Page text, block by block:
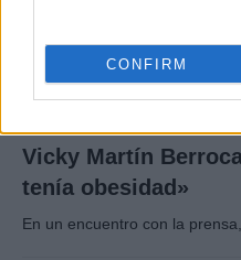
CONFIRM
Vicky Martín
tenía obesidad»
En un encuentro con la